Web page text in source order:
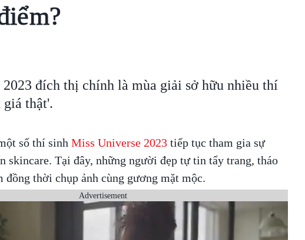
đích thị chính là mùa giải sở hữu nhiều thí
giá thật'.
số thí sinh Miss Universe 2023tiếp tục tham gia sự
skincare. Tại đây, những người đẹp tự tin tẩy trang, tháo
đồng thời chụp ảnh cùng gương mặt mộc.
Advertisement